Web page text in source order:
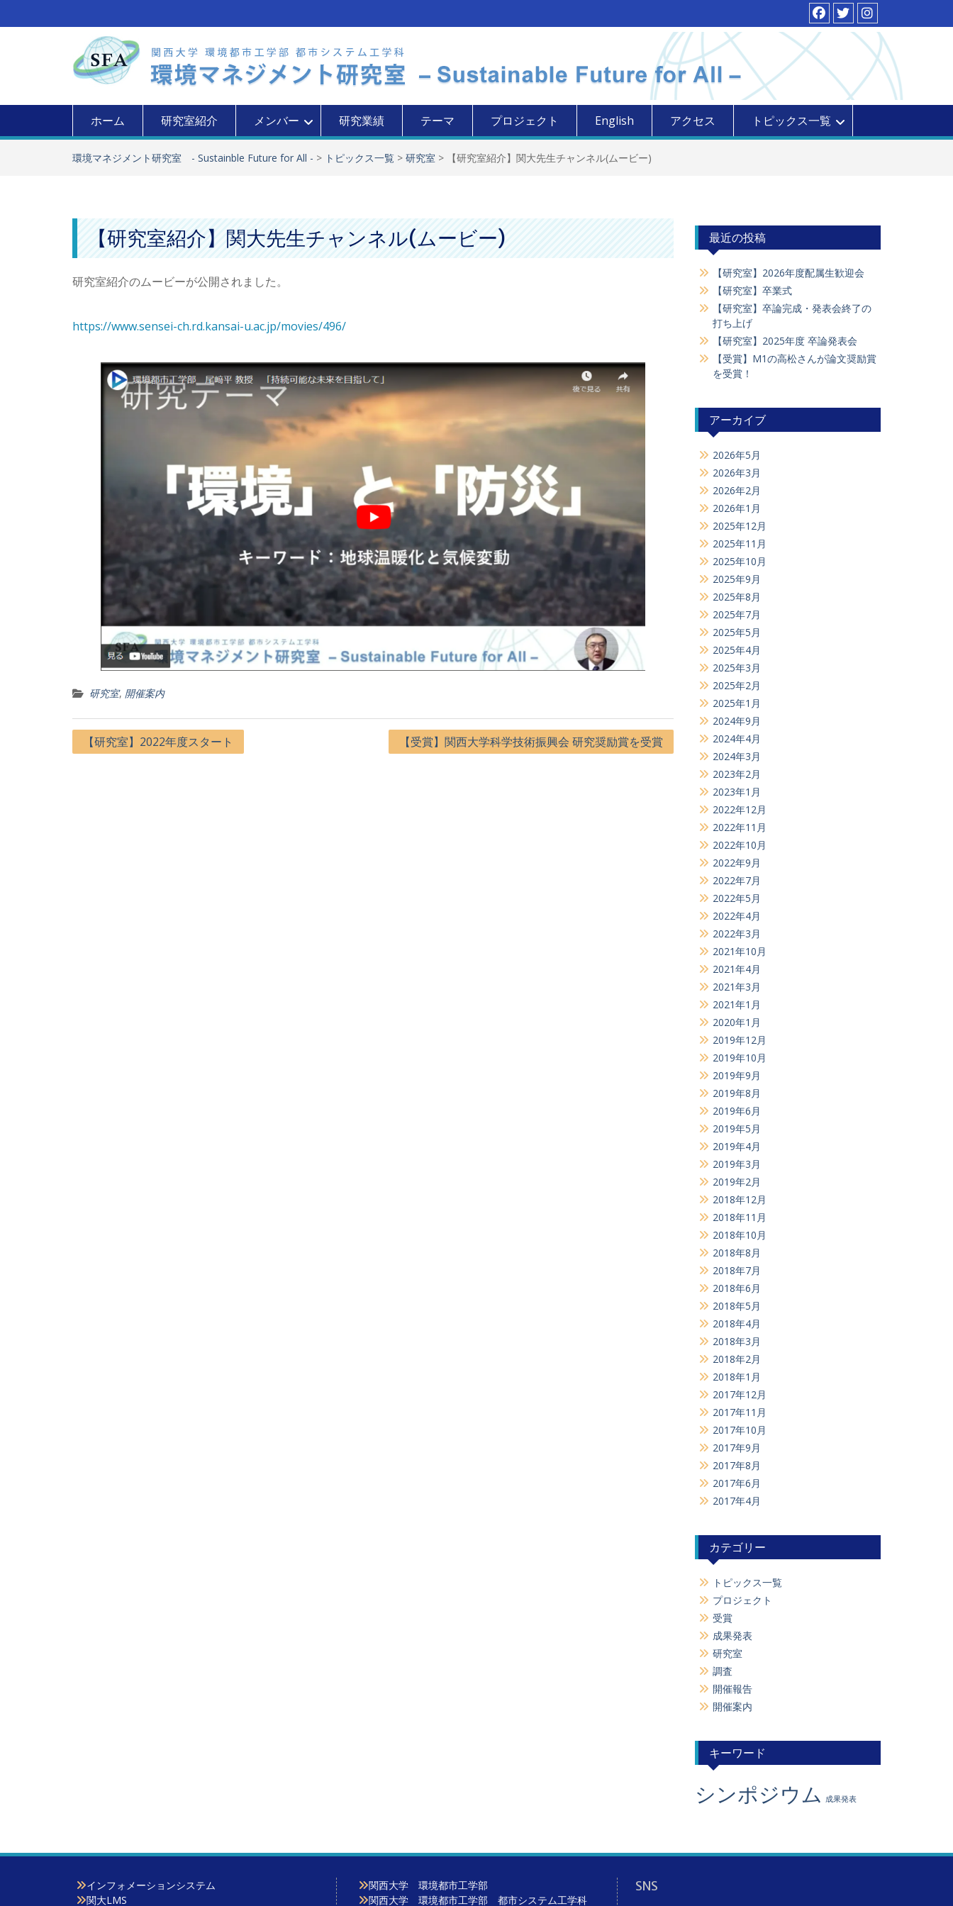
facebook
ツ
ー
イ
ン
ス
タ
ホーム 研究室紹介 メンバー 研究業績 テーマ プロジェクト English アクセス トピックス一覧
環境マネジメント研究室 - Sustainble Future for All - > トピックス一覧 > 研究室 > 【研究室紹介】関大先生チャンネル(ムービー)
【研究室紹介】関大先生チャンネル(ムービー)
研究室紹介のムービーが公開されました。
https://www.sensei-ch.rd.kansai-u.ac.jp/movies/496/
研究室, 開催案内
【研究室】2022年度スタート 【受賞】関西大学科学技術振興会 研究奨励賞を受賞
最近の投稿
【研究室】2026年度配属生歓迎会
【研究室】卒業式
【研究室】卒論完成・発表会終了の
打ち上げ
【研究室】2025年度 卒論発表会
【受賞】M1の高松さんが論文奨励賞
を受賞！
アーカイブ
2026年5月
2026年3月
2026年2月
2026年1月
2025年12月
2025年11月
2025年10月
2025年9月
2025年8月
2025年7月
2025年5月
2025年4月
2025年3月
2025年2月
2025年1月
2024年9月
2024年4月
2024年3月
2023年2月
2023年1月
2022年12月
2022年11月
2022年10月
2022年9月
2022年7月
2022年5月
2022年4月
2022年3月
2021年10月
2021年4月
2021年3月
2021年1月
2020年1月
2019年12月
2019年10月
2019年9月
2019年8月
2019年6月
2019年5月
2019年4月
2019年3月
2019年2月
2018年12月
2018年11月
2018年10月
2018年8月
2018年7月
2018年6月
2018年5月
2018年4月
2018年3月
2018年2月
2018年1月
2017年12月
2017年11月
2017年10月
2017年9月
2017年8月
2017年6月
2017年4月
カテゴリー
トピックス一覧
プロジェクト
受賞
成果発表
研究室
調査
開催報告
開催案内
キーワード
シンポジウム 成果発表
インフォメーションシステム
関大LMS
関西大学 環境都市工学部
関西大学 環境都市工学部 都市システム工学科
SNS